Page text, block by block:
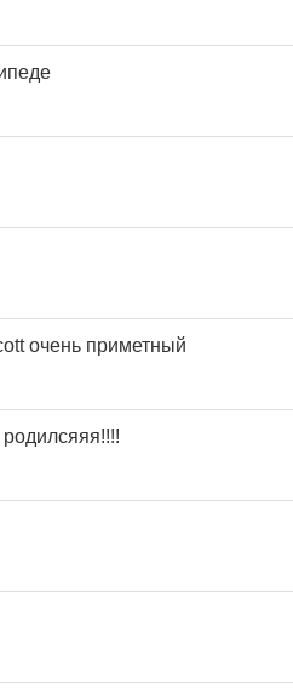
очень приметный